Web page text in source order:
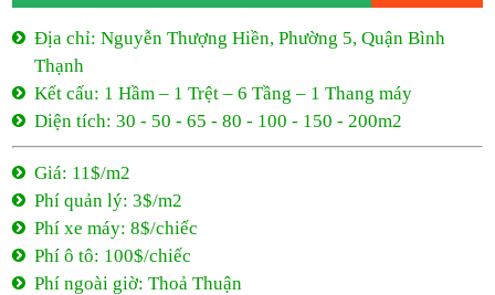
Địa chỉ: Nguyễn Thượng Hiền, Phường 5, Quận Bình
Thạnh
Kết cấu: 1 Hầm – 1 Trệt – 6 Tầng – 1 Thang máy
Diện tích: 30 - 50 - 65 - 80 - 100 - 150 - 200m2
Giá: 11$/m2
Phí quản lý: 3$/m2
Phí xe máy: 8$/chiếc
Phí ô tô: 100$/chiếc
Phí ngoài giờ: Thoả Thuận